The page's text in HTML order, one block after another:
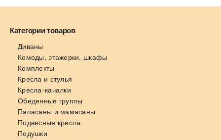
Категории товаров
Диваны
Комоды, этажерки, шкафы
Комплекты
Кресла и стулья
Кресла-качалки
Обеденные группы
Папасаны и мамасаны
Подвесные кресла
Подушки